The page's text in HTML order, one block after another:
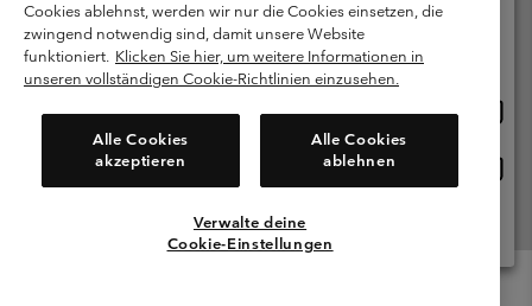
Nutzungsbedingungen Für Nutzergenerierte Inhalte
Cookies
Public CBCR
Kundenservice: Mo- Fr. 9:00 - 13:00 & 14:00- 18:00 Uhr
(+)498912081004
Cookies ablehnst, werden wir nur die Cookies einsetzen, die
zwingend notwendig sind, damit unsere Website
funktioniert. Klicken Sie hier, um weitere Informationen in
unseren vollständigen Cookie-Richtlinien einzusehen.
Alle Cookies
akzeptieren
Alle Cookies
ablehnen
Verwalte deine
Cookie-Einstellungen
Bitte wählen Sie Ihr Lieferland und Ihre Sprache
Online-Einkauf verfügbar
Deutschland
Alle Länder Anzeigen